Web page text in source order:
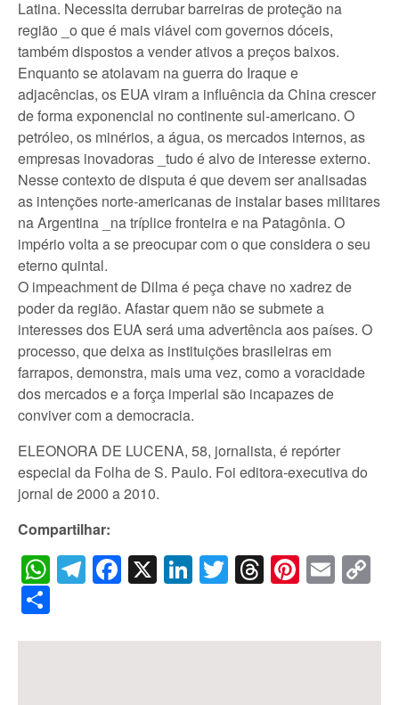
Latina. Necessita derrubar barreiras de proteção na
região _o que é mais viável com governos dóceis,
também dispostos a vender ativos a preços baixos.
Enquanto se atolavam na guerra do Iraque e
adjacências, os EUA viram a influência da China crescer
de forma exponencial no continente sul-americano. O
petróleo, os minérios, a água, os mercados internos, as
empresas inovadoras _tudo é alvo de interesse externo.
Nesse contexto de disputa é que devem ser analisadas
as intenções norte-americanas de instalar bases militares
na Argentina _na tríplice fronteira e na Patagônia. O
império volta a se preocupar com o que considera o seu
eterno quintal.
O impeachment de Dilma é peça chave no xadrez de
poder da região. Afastar quem não se submete a
interesses dos EUA será uma advertência aos países. O
processo, que deixa as instituições brasileiras em
farrapos, demonstra, mais uma vez, como a voracidade
dos mercados e a força imperial são incapazes de
conviver com a democracia.
ELEONORA DE LUCENA, 58, jornalista, é repórter
especial da Folha de S. Paulo. Foi editora-executiva do
jornal de 2000 a 2010.
Compartilhar:
WhatsApp
Telegram
Facebook
X LinkedIn
Twitter
Threads